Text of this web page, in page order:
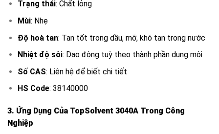
Trạng thái: Chất lỏng
Mùi: Nhẹ
Độ hoà tan: Tan tốt trong dầu, mỡ, khó tan trong nước
Nhiệt độ sôi: Dao động tuỳ theo thành phần dung môi
Số CAS: Liên hệ để biết chi tiết
HS Code: 38140000
3. Ứng Dụng Của TopSol vent 3040A Trong Công
Nghiệp